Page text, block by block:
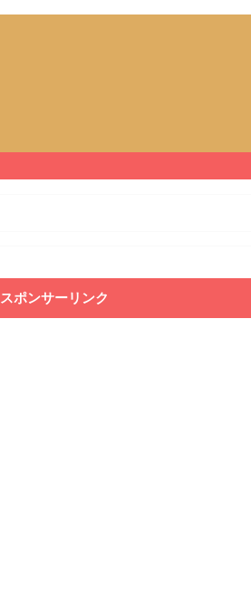
スポンサーリンク